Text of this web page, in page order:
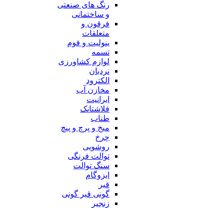
رنگ های صنعتی
و ساختمانی
فرقون و
متعلقات
ینولیت و فوم
تسمه
لوازم کشاورزی
نردبان
الکترود
مخازن آب
ایرانیت
فلاشتانک
طناب
میخ و پرچ و پیچ
چرخ
روشویی
توالت فرنگی
سنگ توالت
ایزوگام
قیر
گونی قیر گونی
زنجیر